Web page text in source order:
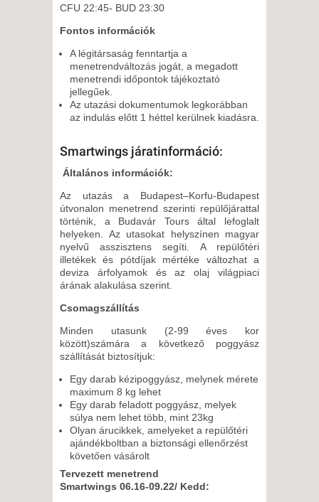
CFU 22:45- BUD 23:30
Fontos információk
A légitársaság fenntartja a
menetrendváltozás jogát, a megadott
menetrendi időpontok tájékoztató
jellegűek.
Az utazási dokumentumok legkorábban
az indulás előtt 1 héttel kerülnek kiadásra.
Smartwings járatinformáció:
Általános információk:
Az utazás a Budapest–Korfu-Budapest
útvonalon menetrend szerinti repülőjárattal
történik, a Budavár Tours által lefoglalt
helyeken. Az utasokat helyszínen magyar
nyelvű asszisztens segíti. A repülőtéri
illetékek és pótdíjak mértéke változhat a
deviza árfolyamok és az olaj világpiaci
árának alakulása szerint.
Csomagszállítás
Minden utasunk (2-99 éves kor
között)számára a következő poggyász
szállítását biztosítjuk:
Egy darab kézipoggyász, melynek mérete
maximum 8 kg lehet
Egy darab feladott poggyász, melyek
súlya nem lehet több, mint 23kg
Olyan árucikkek, amelyeket a repülőtéri
ajándékboltban a biztonsági ellenőrzést
követően vásárolt
Tervezett menetrend
Smartwings 06.16-09.22/ Kedd: